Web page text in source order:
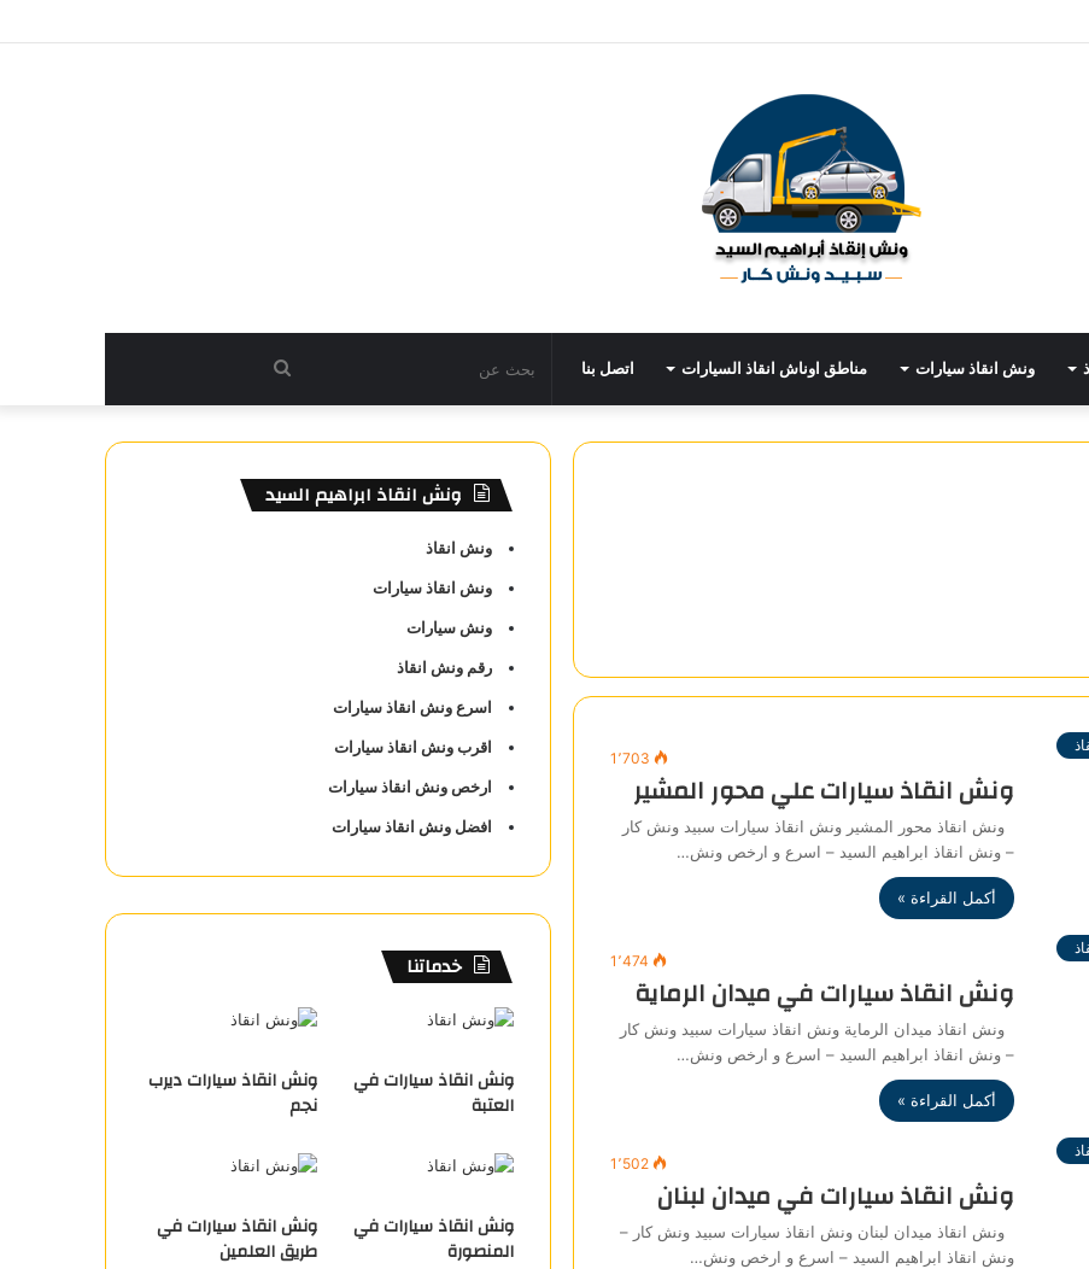
ونش انقاذ سيارات مناطق اوناش انقاذ السيارات اتصل بنا
عن
1٬703
ونش انقاذ سيارات علي محور المشير
ونش انقاذ محور المشير ونش انقاذ سيارات سبيد ونش كار
– ونش انقاذ ابراهيم السيد – اسرع و ارخص ونش…
أكمل القراءة »
1٬474
ونش انقاذ سيارات في ميدان الرماية
ونش انقاذ ميدان الرماية ونش انقاذ سيارات سبيد ونش كار
– ونش انقاذ ابراهيم السيد – اسرع و ارخص ونش…
أكمل القراءة »
1٬502
ونش انقاذ سيارات في ميدان لبنان
ونش انقاذ ميدان لبنان ونش انقاذ سيارات سبيد ونش كار –
ونش انقاذ ابراهيم السيد – اسرع و ارخص ونش…
ونش انقاذ ابراهيم السيد
ونش انقاذ
ونش انقاذ سيارات
ونش سيارات
رقم ونش انقاذ
اسرع ونش انقاذ سيارات
اقرب ونش انقاذ سيارات
ارخص ونش انقاذ سيارات
افضل ونش انقاذ سيارات
خدماتنا
ونش انقاذ سيارات في
العتبة
ونش انقاذ سيارات ديرب
نجم
ونش انقاذ سيارات في
المنصورة
ونش انقاذ سيارات في
طريق العلمين